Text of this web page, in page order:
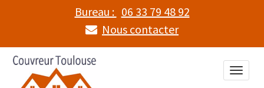
Bureau : 06 33 79 48 92
Nous contacter
Toggle